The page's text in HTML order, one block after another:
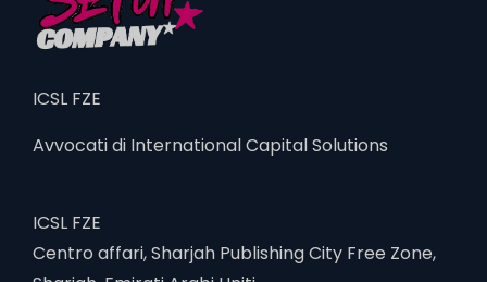
ICSL FZE
Avvocati di International Capital Solutions
ICSL FZE
Centro affari, Sharjah Publishing City Free Zone,